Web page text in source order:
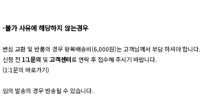
-불가 사유에 해당하지 않는경우
변심 교환 및 반품의 경우 왕복배송비(6,000원)는 고객님께서 부담 하셔야 합니다.
신청 전 1:1문의 및 고객센터로 연락 후 접수해 주시기 바랍니다.
(1:1문의 바로가기)
임의 발송의 경우 반송될 수 있습니다.